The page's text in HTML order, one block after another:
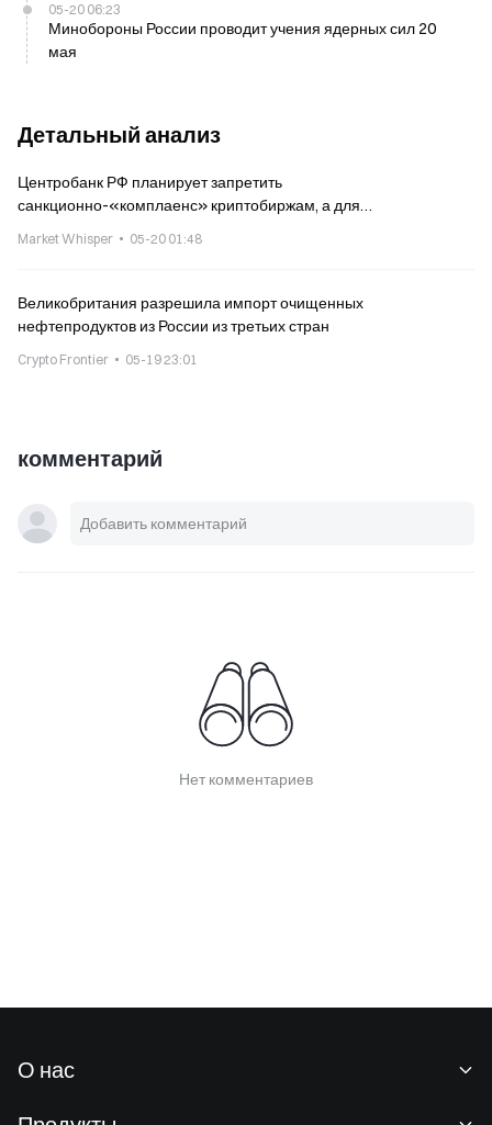
05-20 06:23
Минобороны России проводит учения ядерных сил 20
мая
Детальный анализ
Центробанк РФ планирует запретить
санкционно-«комплаенс» криптобиржам, а для
300 тыс. рублей
Market Whisper 05-20 01:48
Великобритания разрешила импорт очищенных
нефтепродуктов из России из третьих стран
Crypto Frontier 05-19 23:01
комментарий
Нет комментариев
О нас